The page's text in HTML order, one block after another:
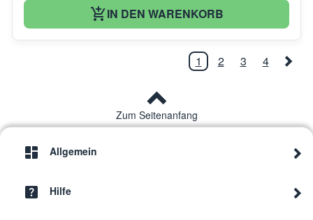
IN DEN WARENKORB
1 2 3 4
Zum Seitenanfang
Allgemein
Hilfe